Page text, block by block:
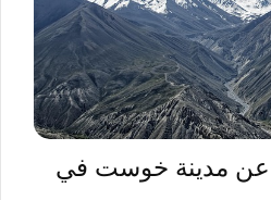
عن مدينة خوست‏ في